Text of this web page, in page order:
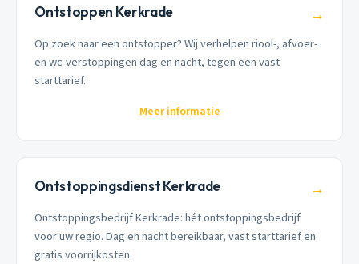
Ontstoppen Kerkrade →
Op zoek naar een ontstopper? Wij verhelpen riool-, afvoer-
en wc-verstoppingen dag en nacht, tegen een vast
starttarief.
Meer informatie
Ontstoppingsdienst Kerkrade →
Ontstoppingsbedrijf Kerkrade: hét ontstoppingsbedrijf
voor uw regio. Dag en nacht bereikbaar, vast starttarief en
gratis voorrijkosten.